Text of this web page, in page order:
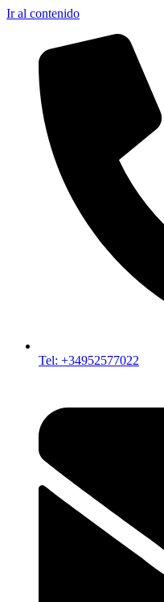
Ir al contenido
Tel: +34952577022